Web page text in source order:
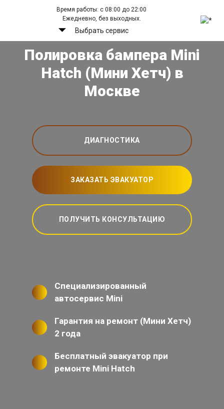
Время работы: с 08:00 до 22:00
Ежедневно, без выходных.
Выбрать сервис
Полировка бампера Mini
Hatch (Мини Хетч) в
Москве
ДИАГНОСТИКА
ЗАКАЗАТЬ ЭВАКУАТОР
ПОЛУЧИТЬ КОНСУЛЬТАЦИЮ
Специализированный
автосервис Mini
Гарантия на ремонт (Мини Хетч)
2 года
Бесплатный эвакуатор при
ремонте Mini Hatch